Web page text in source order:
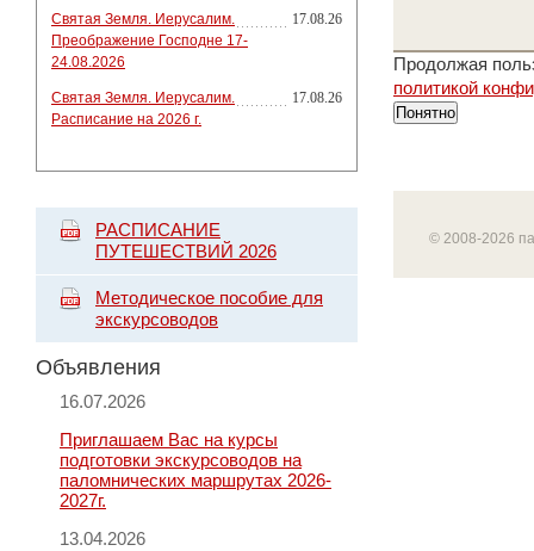
Святая Земля. Иерусалим.
Преображение Господне 17-
24.08.2026
17.08.26
Святая Земля. Иерусалим.
Расписание на 2026 г.
17.08.26
РАСПИСАНИЕ
ПУТЕШЕСТВИЙ 2026
Методическое пособие для
экскурсоводов
Объявления
16.07.2026
Приглашаем Вас на курсы
подготовки экскурсоводов на
паломнических маршрутах 2026-
2027г.
13.04.2026
Продолжая
политикой
Понятно
© 2008-2026